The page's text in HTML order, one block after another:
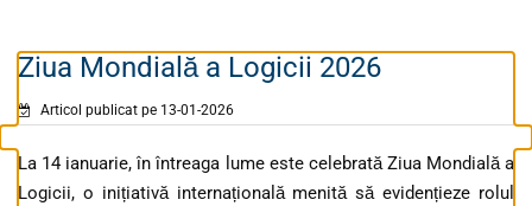
Ziua Mondială a Logicii 2026
Articol publicat pe 13-01-2026
La 14 ianuarie, în întreaga lume este celebrată Ziua Mondială a
Logicii, o inițiativă internațională menită să evidențieze rolul